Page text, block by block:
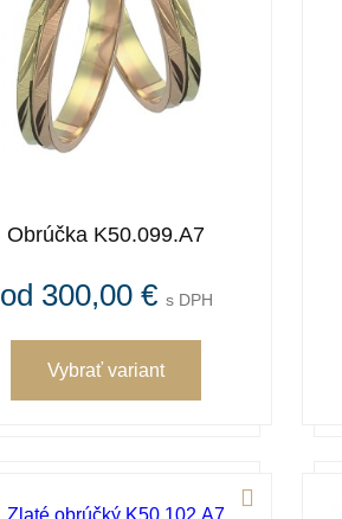
Obrúčka K50.099.A7
od 300,00 € s DPH
Vybrať variant